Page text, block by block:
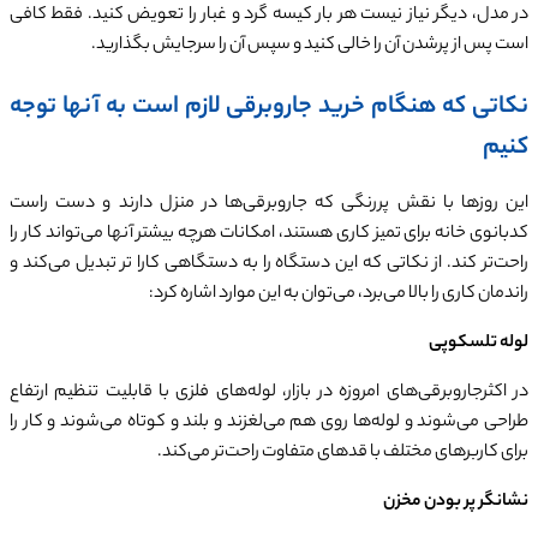
در مدل، دیگر نیاز نیست هر بار کیسه گرد و غبار را تعویض کنید. فقط کافی
است پس از پرشدن آن را خالی کنید و سپس آن را سرجایش بگذارید.
نکاتی که هنگام خرید جاروبرقی لازم است به آنها توجه
کنیم
این روزها با نقش پررنگی که جاروبرقی‌ها در منزل دارند و دست راست
کدبانوی خانه برای تمیز کاری هستند، امکانات هرچه بیشتر آنها می‌تواند کار را
راحت‌تر کند. از نکاتی که این دستگاه را به دستگاهی کارا تر تبدیل می‌کند و
راندمان کاری را بالا می‌برد، می‌توان به این موارد اشاره کرد:
لوله تلسکوپی
در اکثرجاروبرقی‌های امروزه در بازار، لوله‌های فلزی با قابلیت تنظیم ارتفاع
طراحی می‌شوند و لوله‌ها روی هم می‌لغزند و بلند و کوتاه می‌شوند و کار را
برای کاربرهای مختلف با قدهای متفاوت راحت‌تر می‌کند.
نشانگر پر بودن مخزن